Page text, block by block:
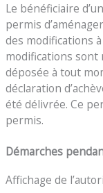
Le bénéficiaire
permis
des modifications
modifications sont
déposée à tout
déclaration
été délivrée. Ce
permis.
Démarches
Affichage de